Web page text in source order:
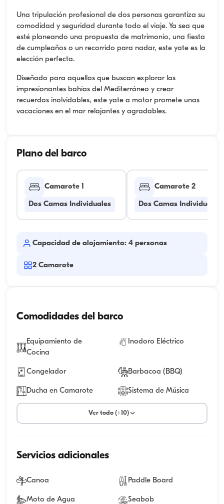
Una tripulación profesional de dos personas garantiza su
comodidad y seguridad durante todo el viaje. Ya sea que
esté planeando una propuesta de matrimonio, una fiesta
de cumpleaños o un recorrido para nadar, este yate es la
elección perfecta.
Diseñado para aquellos que buscan explorar las
impresionantes bahías del Mediterráneo y crear
recuerdos inolvidables, este yate a motor promete unas
vacaciones en el mar relajantes y agradables.
Plano del barco
Camarote 1
Dos Camas Individuales
Camarote 2
Dos Camas Individuales
Capacidad de alojamiento: 4 personas
2 Camarote
Comodidades del barco
Equipamiento de
Cocina
Inodoro Eléctrico
Congelador Barbacoa (BBQ)
Ducha en Camarote Sistema de Música
Ver todo (+10)
Servicios adicionales
Canoa Paddle Board
Moto de Agua Seabob